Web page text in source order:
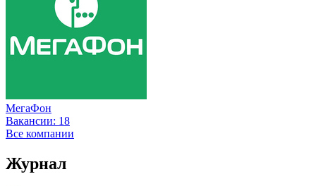
МегаФон
Вакансии: 18
Все компании
Журнал